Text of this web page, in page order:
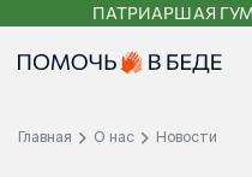
контенту
ПАТРИАРШАЯ
Главная О нас Новости